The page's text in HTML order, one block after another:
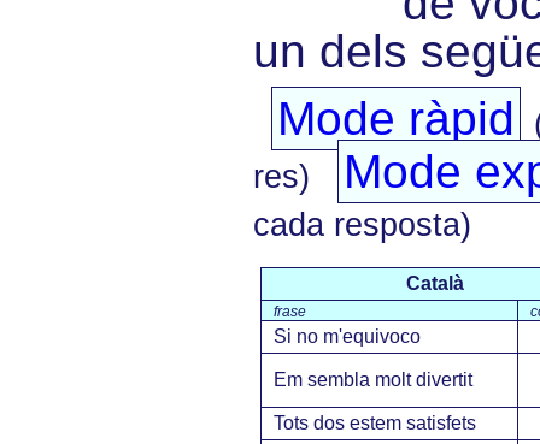
un dels
Mode ràpid
res)
Mode
cada resposta)
Català
frase
Si no m'equivoco
Em sembla molt divertit
Tots dos estem satisfets